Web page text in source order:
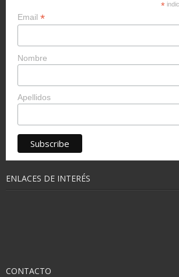
*
Email *
Nombre
Apellidos
ENLACES DE INTERÉS
CONTACTO